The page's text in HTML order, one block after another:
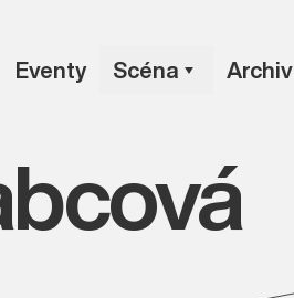
Eventy Scéna Archiv